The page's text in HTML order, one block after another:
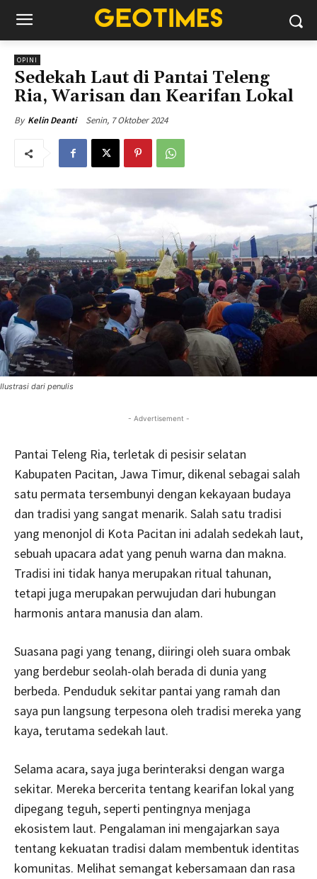
OPINI
Sedekah Laut di Pantai Teleng
Ria, Warisan dan Kearifan Lokal
By Kelin Deanti Senin, 7 Oktober 2024
Ilustrasi dari penulis
- Advertisement -
Pantai Teleng Ria, terletak di pesisir selatan
Kabupaten Pacitan, Jawa Timur, dikenal sebagai salah
satu permata tersembunyi dengan kekayaan budaya
dan tradisi yang sangat menarik. Salah satu tradisi
yang menonjol di Kota Pacitan ini adalah sedekah laut,
sebuah upacara adat yang penuh warna dan makna.
Tradisi ini tidak hanya merupakan ritual tahunan,
tetapi juga merupakan perwujudan dari hubungan
harmonis antara manusia dan alam.
Suasana pagi yang tenang, diiringi oleh suara ombak
yang berdebur seolah-olah berada di dunia yang
berbeda. Penduduk sekitar pantai yang ramah dan
saya pun langsung terpesona oleh tradisi mereka yang
kaya, terutama sedekah laut.
Selama acara, saya juga berinteraksi dengan warga
sekitar. Mereka bercerita tentang kearifan lokal yang
dipegang teguh, seperti pentingnya menjaga
ekosistem laut. Pengalaman ini mengajarkan saya
tentang kekuatan tradisi dalam membentuk identitas
komunitas. Melihat semangat kebersamaan dan rasa